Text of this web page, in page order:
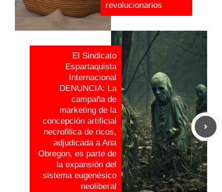
revolucionarios
El Sindicato
Espartaquista
Internacional
DENUNCIA: La
campaña de
marketing de la
concepción artificial
necrofilica de ricos,
adjudicada a Ana
Obregon, es parte de
la expansión del
sistema eugenésico
neoliberal